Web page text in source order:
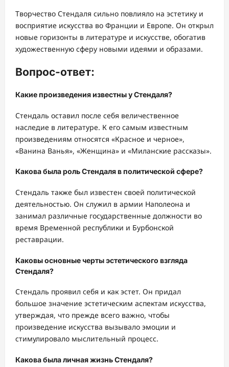
Творчество Стендаля сильно повлияло на эстетику и
восприятие искусства во Франции и Европе. Он открыл
новые горизонты в литературе и искусстве, обогатив
художественную сферу новыми идеями и образами.
Вопрос-ответ:
Какие произведения известны у Стендаля?
Стендаль оставил после себя величественное
наследие в литературе. К его самым известным
произведениям относятся «Красное и черное»,
«Ванина Ванья», «Женщина» и «Миланские рассказы».
Какова была роль Стендаля в политической сфере?
Стендаль также был известен своей политической
деятельностью. Он служил в армии Наполеона и
занимал различные государственные должности во
время Временной республики и Бурбонской
реставрации.
Каковы основные черты эстетического взгляда
Стендаля?
Стендаль проявил себя и как эстет. Он придал
большое значение эстетическим аспектам искусства,
утверждая, что прежде всего важно, чтобы
произведение искусства вызывало эмоции и
стимулировало мыслительный процесс.
Какова была личная жизнь Стендаля?